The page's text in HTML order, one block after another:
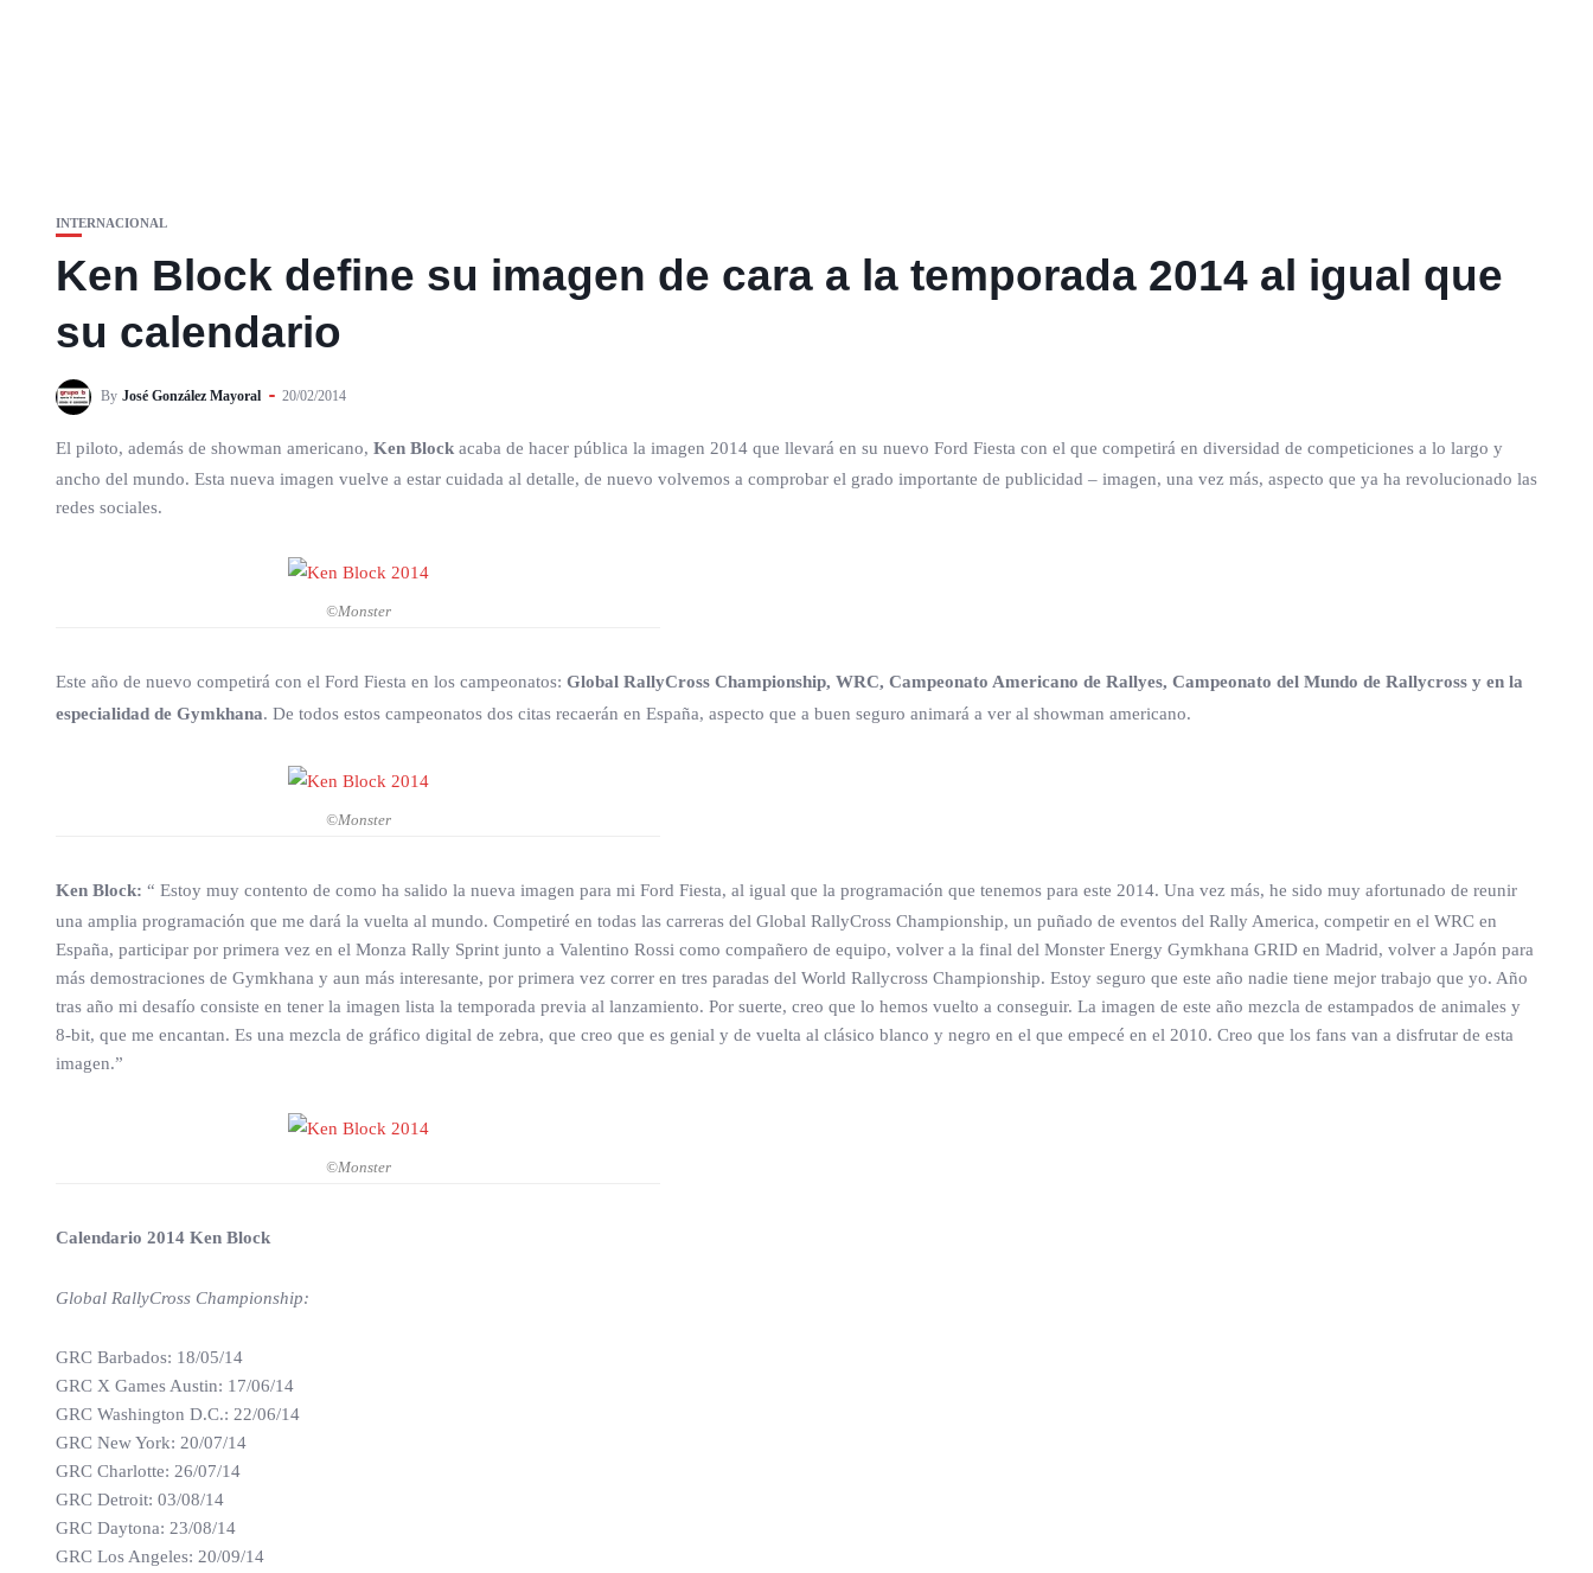
INTERNACIONAL
Ken Block define su imagen de cara a la temporada 2014 al igual que
su calendario
By José González Mayoral 20/02/2014
El piloto, además de showman americano, Ken Block acaba de hacer pública la imagen 2014 que llevará en su nuevo Ford Fiesta con el que competirá en diversidad de competiciones a lo largo y
ancho del mundo. Esta nueva imagen vuelve a estar cuidada al detalle, de nuevo volvemos a comprobar el grado importante de publicidad – imagen, una vez más, aspecto que ya ha revolucionado las
redes sociales.
©Monster
Este año de nuevo competirá con el Ford Fiesta en los campeonatos: Global RallyCross Championship, WRC, Campeonato Americano de Rallyes, Campeonato del Mundo de Rallycross y en la
especialidad de Gymkhana. De todos estos campeonatos dos citas recaerán en España, aspecto que a buen seguro animará a ver al showman americano.
©Monster
Ken Block: “ Estoy muy contento de como ha salido la nueva imagen para mi Ford Fiesta, al igual que la programación que tenemos para este 2014. Una vez más, he sido muy afortunado de reunir
una amplia programación que me dará la vuelta al mundo. Competiré en todas las carreras del Global RallyCross Championship, un puñado de eventos del Rally America, competir en el WRC en
España, participar por primera vez en el Monza Rally Sprint junto a Valentino Rossi como compañero de equipo, volver a la final del Monster Energy Gymkhana GRID en Madrid, volver a Japón para
más demostraciones de Gymkhana y aun más interesante, por primera vez correr en tres paradas del World Rallycross Championship. Estoy seguro que este año nadie tiene mejor trabajo que yo. Año
tras año mi desafío consiste en tener la imagen lista la temporada previa al lanzamiento. Por suerte, creo que lo hemos vuelto a conseguir. La imagen de este año mezcla de estampados de animales y
8-bit, que me encantan. Es una mezcla de gráfico digital de zebra, que creo que es genial y de vuelta al clásico blanco y negro en el que empecé en el 2010. Creo que los fans van a disfrutar de esta
imagen.”
©Monster
Calendario 2014 Ken Block
Global RallyCross Championship:
GRC Barbados: 18/05/14
GRC X Games Austin: 17/06/14
GRC Washington D.C.: 22/06/14
GRC New York: 20/07/14
GRC Charlotte: 26/07/14
GRC Detroit: 03/08/14
GRC Daytona: 23/08/14
GRC Los Angeles: 20/09/14